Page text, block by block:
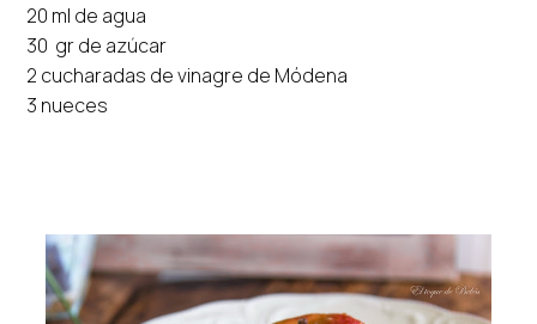
20 ml de agua
30 gr de azúcar
2 cucharadas de vinagre de Módena
3 nueces